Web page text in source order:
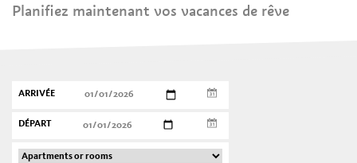
Planifiez maintenant vos vacances de rêve
ARRIVÉE
DÉPART